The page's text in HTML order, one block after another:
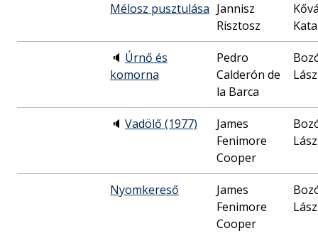
Mélosz pusztulása Jannisz
Risztosz
🔈 Úrnő és
komorna
Pedro
Calderón de
la Barca
🔈 Vadölő (1977)
James
Fenimore
Cooper
Nyomkereső
James
Fenimore
Cooper